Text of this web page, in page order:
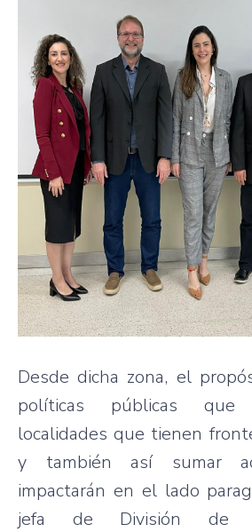
Desde dicha zona, el
políticas públicas que
localidades que tienen
y también así sumar
impactarán en el lado
jefa de División de